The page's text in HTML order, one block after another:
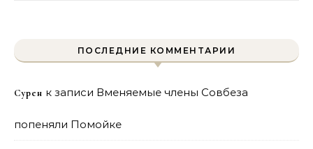
ПОСЛЕДНИЕ КОММЕНТАРИИ
Сурен к записи Вменяемые члены Совбеза
попеняли Помойке